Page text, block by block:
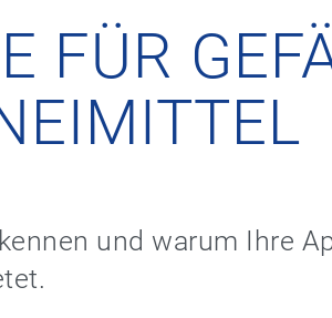
FÜR
und warum Ihre